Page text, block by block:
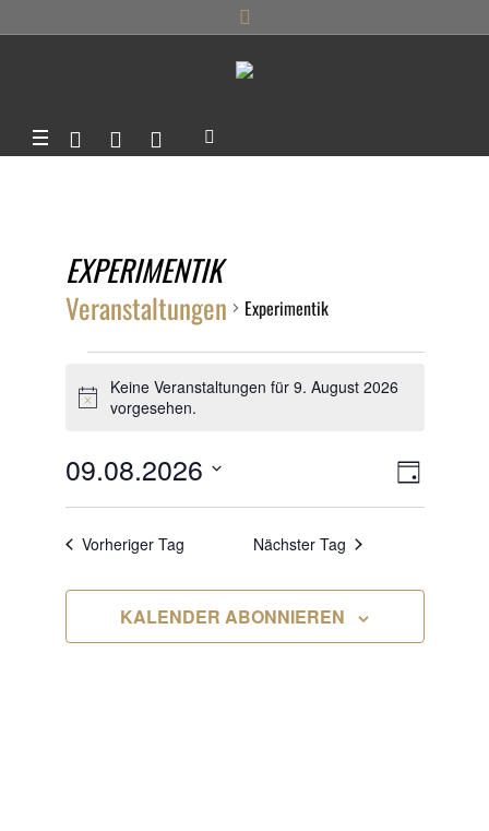
EXPERIMENTIK
Veranstaltungen Experimentik
VERANSTALTUNGEN
FÜR
9.
AUGUST
2026
Hinweis
Keine Veranstaltungen für 9. August 2026
vorgesehen.
TAG
09.08.2026
Datum
wählen.
Vorheriger Tag Nächster Tag
KALENDER ABONNIEREN